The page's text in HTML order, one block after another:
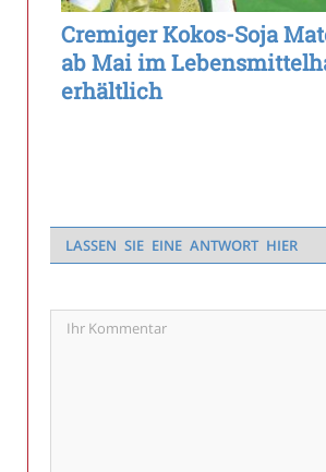
Cremiger Kokos-Soja
ab Mai im
erhältlich
LASSEN SIE EINE ANTWORT HIER